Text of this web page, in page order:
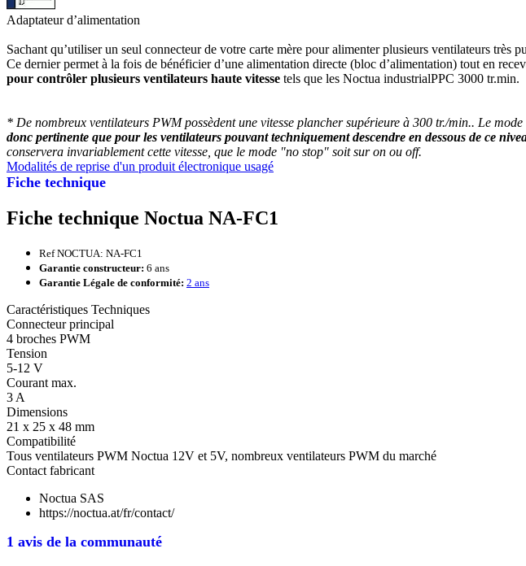
Fiche technique
1 avis de la communauté
Adaptateur d’alimentation
Sachant qu’utiliser un seul connecteur de votre carte mère pour alimenter plusieurs ventilateurs très
Ce dernier permet à la fois de bénéficier d’une alimentation directe (bloc d’alimentation) tout en
pour contrôler plusieurs ventilateurs haute vitesse tels que les Noctua industrialPPC 3000 tr.min.
* De nombreux ventilateurs PWM possèdent une vitesse plancher supérieure à 300 tr./min.. Le
donc pertinente que pour les ventilateurs pouvant techniquement descendre en dessous de ce
conservera invariablement cette vitesse, que le mode "no stop" soit sur on ou off.
Modalités de reprise d'un produit électronique usagé
Fiche technique Noctua NA-FC1
Ref NOCTUA: NA-FC1
Garantie constructeur: 6 ans
Garantie Légale de conformité: 2 ans
Caractéristiques Techniques
Connecteur principal
4 broches PWM
Tension
5-12 V
Courant max.
3 A
Dimensions
21 x 25 x 48 mm
Compatibilité
Tous ventilateurs PWM Noctua 12V et 5V, nombreux ventilateurs PWM du marché
Contact fabricant
Noctua SAS
https://noctua.at/fr/contact/